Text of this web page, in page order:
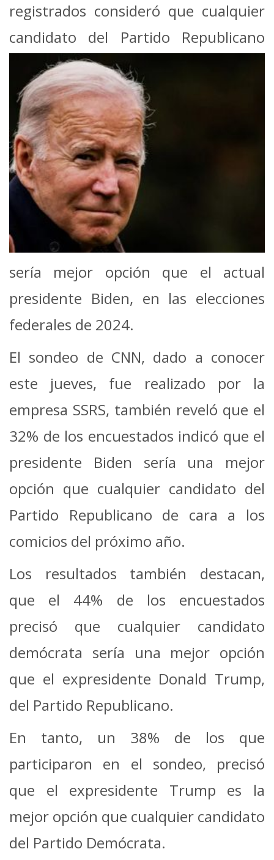
registrados consideró que cualquier
candidato del Partido Republicano
sería mejor opción que el actual
presidente Biden, en las elecciones
federales de 2024.
El sondeo de CNN, dado a conocer
este jueves, fue realizado por la
empresa SSRS, también reveló que el
32% de los encuestados indicó que el
presidente Biden sería una mejor
opción que cualquier candidato del
Partido Republicano de cara a los
comicios del próximo año.
Los resultados también destacan,
que el 44% de los encuestados
precisó que cualquier candidato
demócrata sería una mejor opción
que el expresidente Donald Trump,
del Partido Republicano.
En tanto, un 38% de los que
participaron en el sondeo, precisó
que el expresidente Trump es la
mejor opción que cualquier candidato
del Partido Demócrata.